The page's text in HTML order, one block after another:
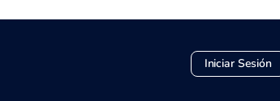
Iniciar Sesión